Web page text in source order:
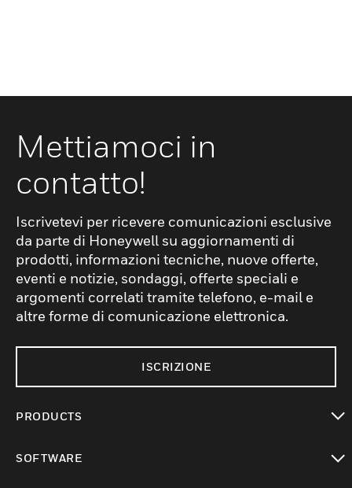
Mettiamoci in
contatto!
Iscrivetevi per ricevere comunicazioni esclusive
da parte di Honeywell su aggiornamenti di
prodotti, informazioni tecniche, nuove offerte,
eventi e notizie, sondaggi, offerte speciali e
argomenti correlati tramite telefono, e-mail e
altre forme di comunicazione elettronica.
ISCRIZIONE
PRODUCTS
SOFTWARE